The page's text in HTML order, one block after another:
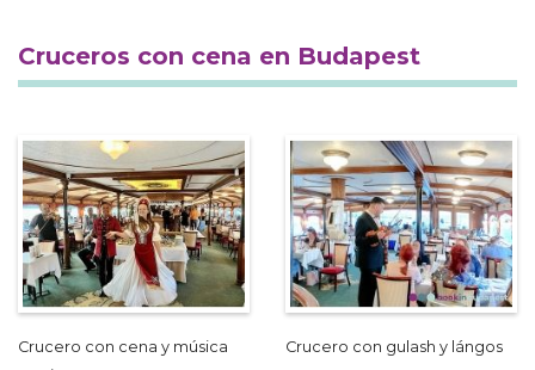
Cruceros con cena en Budapest
Crucero con cena y música
Crucero con gulash y lángos